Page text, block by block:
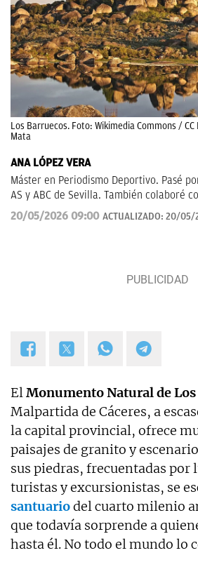
Los Barruecos. Foto: Wikimedia Commons /
Mata
ANA LÓPEZ VERA
Máster en Periodismo Deportivo. Pasé
AS y ABC de Sevilla. También colaboré
de Fútbol Andaluza.
20/05/2026 09:00 ACTUALIZADO: 20/05/
ElMonumento Natural de
Malpartida de Cáceres, a
la capital provincial, ofrece
paisajes de granito y
sus piedras, frecuentadas por
turistas y excursionistas, se
santuariodel cuarto milenio
que todavía sorprende a
hasta él. No todo el mundo lo